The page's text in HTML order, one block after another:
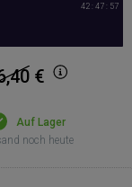
42 : 47 : 57
€
Auf Lager
noch heute